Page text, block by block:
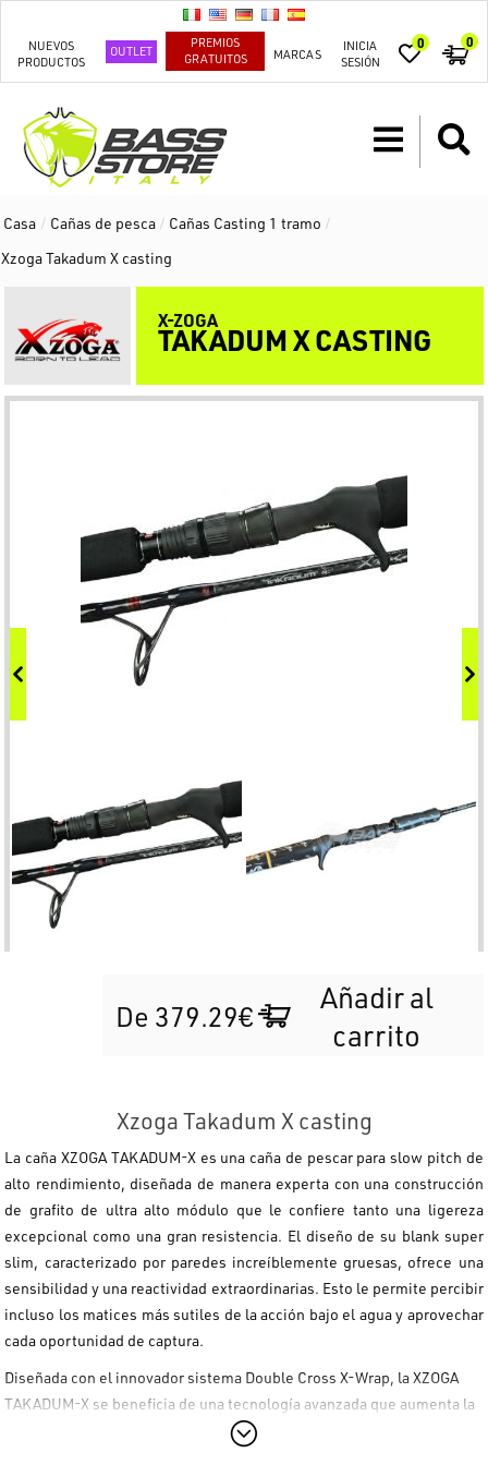
NUEVOS
PRODUCTOS
OUTLET
PREMIOS
GRATUITOS
MARCAS
INICIA
SESIÓN
0 0
Casa / Cañas de pesca / Cañas Casting 1 tramo /
Xzoga Takadum X casting
X-ZOGA
TAKADUM X CASTING
De 379.29€
Añadir al
carrito
Xzoga Takadum X casting
La caña XZOGA TAKADUM-Xes una caña de pescar para slow pitch de
alto rendimiento, diseñada de manera experta con una construcción
de grafito de ultra alto módulo que le confiere tanto una ligereza
excepcional como una gran resistencia. El diseño de su blank super
slim, caracterizado por paredes increíblemente gruesas, ofrece una
sensibilidad y una reactividad extraordinarias. Esto le permite percibir
incluso los matices más sutiles de la acción bajo el agua y aprovechar
cada oportunidad de captura.
Diseñada con el innovador sistema Double Cross X-Wrap, laXZOGA
TAKADUM-X se beneficia de una tecnología avanzada que aumenta la
resistencia general y la durabilidad a lo largo del tiempo,